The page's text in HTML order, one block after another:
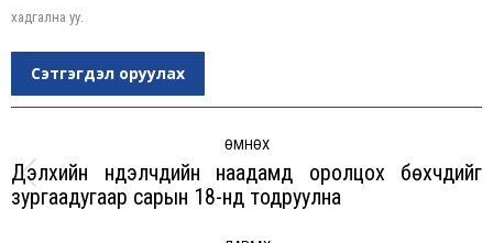
хадгална уу.
Сэтгэгдэл оруулах
ӨМНӨХ
Previous
post:
Дэлхийн нүүдэлчдийн наадамд оролцох бөхчүүдийг
зургаадугаар сарын 18-нд тодруулна